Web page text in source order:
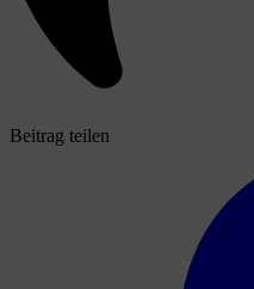
Beitrag teilen